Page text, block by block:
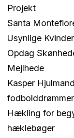
Projekt
Santa
Usynlige
Opdag
Mejlhede
Kasper
Hækling for
hæklebøger